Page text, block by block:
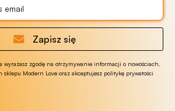
Zapisz się
wyrażasz zgodę na otrzymywanie informacji o nowościach,
Modern Love oraz akceptujesz politykę prywatości